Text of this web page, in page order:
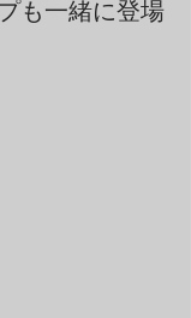
も一緒に登場